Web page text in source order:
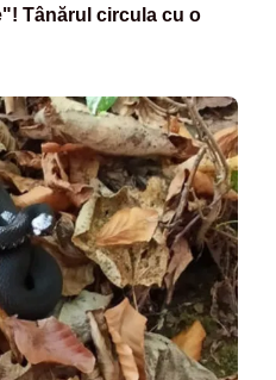
Tânărul circula cu o